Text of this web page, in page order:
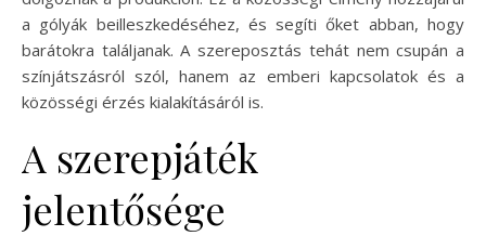
a gólyák beilleszkedéséhez, és segíti őket abban, hogy
barátokra találjanak. A szereposztás tehát nem csupán a
színjátszásról szól, hanem az emberi kapcsolatok és a
közösségi érzés kialakításáról is.
A szerepjáték
jelentősége